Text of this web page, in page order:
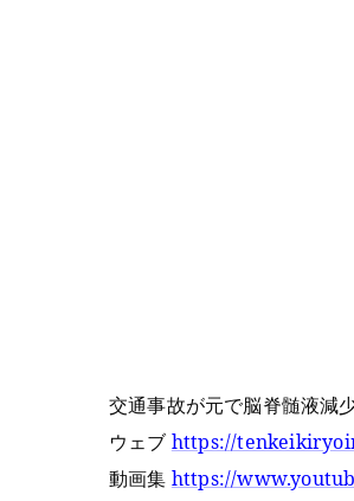
交通事故が元で脳脊髄液減
ウェブ https://
動画集 https://